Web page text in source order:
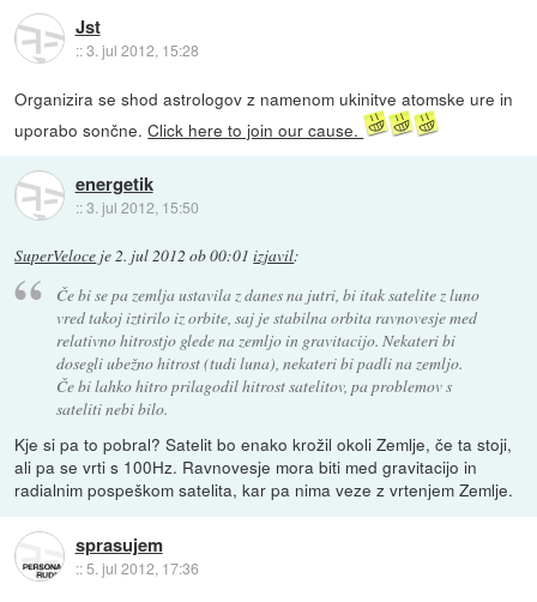
Jst
::3. jul 2012, 15:28
Organizira se shod astrologov z namenom ukinitve atomske ure in
uporabo sončne.Click here to join our cause.
energetik
::3. jul 2012, 15:50
SuperVeloce je2. jul 2012 ob 00:01 izjavil:
Če bi se pa zemlja ustavila z danes na jutri, bi itak satelite z luno
vred takoj iztirilo iz orbite, saj je stabilna orbita ravnovesje med
relativno hitrostjo glede na zemljo in gravitacijo. Nekateri bi
dosegli ubežno hitrost (tudi luna), nekateri bi padli na zemljo.
Če bi lahko hitro prilagodil hitrost satelitov, pa problemov s
sateliti nebi bilo.
Kje si pa to pobral? Satelit bo enako krožil okoli Zemlje, če ta stoji,
ali pa se vrti s 100Hz. Ravnovesje mora biti med gravitacijo in
radialnim pospeškom satelita, kar pa nima veze z vrtenjem Zemlje.
sprasujem
::5. jul 2012, 17:36